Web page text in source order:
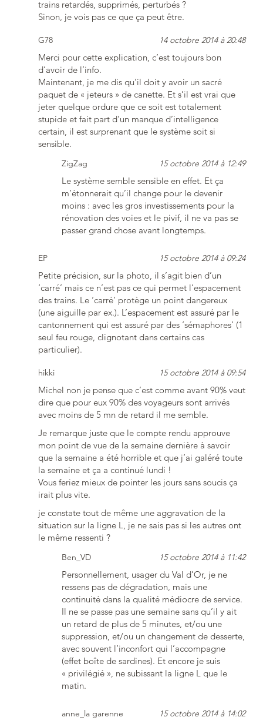
trains retardés, supprimés, perturbés ?
Sinon, je vois pas ce que ça peut être.
G78 14 octobre 2014 à 20:48
Merci pour cette explication, c’est toujours bon
d’avoir de l’info.
Maintenant, je me dis qu’il doit y avoir un sacré
paquet de « jeteurs » de canette. Et s’il est vrai que
jeter quelque ordure que ce soit est totalement
stupide et fait part d’un manque d’intelligence
certain, il est surprenant que le système soit si
sensible.
ZigZag 15 octobre 2014 à 12:49
Le système semble sensible en effet. Et ça
m’étonnerait qu’il change pour le devenir
moins : avec les gros investissements pour la
rénovation des voies et le pivif, il ne va pas se
passer grand chose avant longtemps.
EP 15 octobre 2014 à 09:24
Petite précision, sur la photo, il s’agit bien d’un
‘carré’ mais ce n’est pas ce qui permet l’espacement
des trains. Le ‘carré’ protège un point dangereux
(une aiguille par ex.). L’espacement est assuré par le
cantonnement qui est assuré par des ‘sémaphores’ (1
seul feu rouge, clignotant dans certains cas
particulier).
hikki 15 octobre 2014 à 09:54
Michel non je pense que c’est comme avant 90% veut
dire que pour eux 90% des voyageurs sont arrivés
avec moins de 5 mn de retard il me semble.
Je remarque juste que le compte rendu approuve
mon point de vue de la semaine dernière à savoir
que la semaine a été horrible et que j’ai galéré toute
la semaine et ça a continué lundi !
Vous feriez mieux de pointer les jours sans soucis ça
irait plus vite.
je constate tout de même une aggravation de la
situation sur la ligne L, je ne sais pas si les autres ont
le même ressenti ?
Ben_VD 15 octobre 2014 à 11:42
Personnellement, usager du Val d’Or, je ne
ressens pas de dégradation, mais une
continuité dans la qualité médiocre de service.
Il ne se passe pas une semaine sans qu’il y ait
un retard de plus de 5 minutes, et/ou une
suppression, et/ou un changement de desserte,
avec souvent l’inconfort qui l’accompagne
(effet boîte de sardines). Et encore je suis
« privilégié », ne subissant la ligne L que le
matin.
anne_la garenne 15 octobre 2014 à 14:02